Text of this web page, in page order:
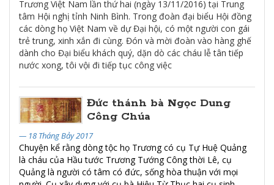
Trương Việt Nam lần thứ hai (ngày 13/11/2016) tại Trung
tâm Hội nghị tỉnh Ninh Bình. Trong đoàn đại biểu Hội đồng
các dòng họ Việt Nam về dự Đại hội, có một người con gái
trẻ trung, xinh xắn đi cùng. Đón và mời đoàn vào hàng ghế
dành cho Đại biểu khách quý, dặn dò các cháu lễ tân tiếp
nước xong, tôi vội đi tiếp tục công việc
Đức thánh bà Ngọc Dung
Công Chúa
— 18 Tháng Bảy 2017
Chuyện kể rằng dòng tộc họ Trương có cụ Tự Huệ Quảng
là cháu của Hầu tước Trương Tướng Công thời Lê, cụ
Quảng là người có tâm có đức, sống hòa thuận với mọi